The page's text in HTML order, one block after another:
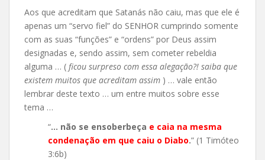
Aos que acreditam que Satanás não caiu, mas que ele é
apenas um “servo fiel” do SENHOR cumprindo somente
com as suas “funções” e “ordens” por Deus assim
designadas e, sendo assim, sem cometer rebeldia
alguma … ( ficou surpreso com essa alegação?! saiba que
existem muitos que acreditam assim ) … vale então
lembrar deste texto … um entre muitos sobre esse
tema …
“… não se ensoberbeça e caia na mesma
condenação em que caiu o Diabo.” (1 Timóteo
3:6b)